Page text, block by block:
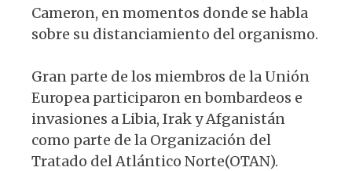
Cameron, en momentos donde se habla
sobre su distanciamiento del organismo.
Gran parte de los miembros de la Unión
Europea participaron en bombardeos e
invasiones a Libia, Irak y Afganistán
como parte de la Organización del
Tratado del Atlántico Norte(OTAN).